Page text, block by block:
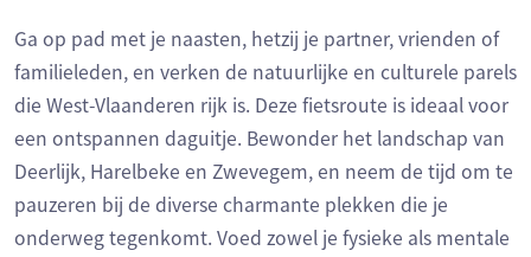
Ga op pad met je naasten, hetzij je partner, vrienden of
familieleden, en verken de natuurlijke en culturele parels
die West-Vlaanderen rijk is. Deze fietsroute is ideaal voor
een ontspannen daguitje. Bewonder het landschap van
Deerlijk, Harelbeke en Zwevegem, en neem de tijd om te
pauzeren bij de diverse charmante plekken die je
onderweg tegenkomt. Voed zowel je fysieke als mentale